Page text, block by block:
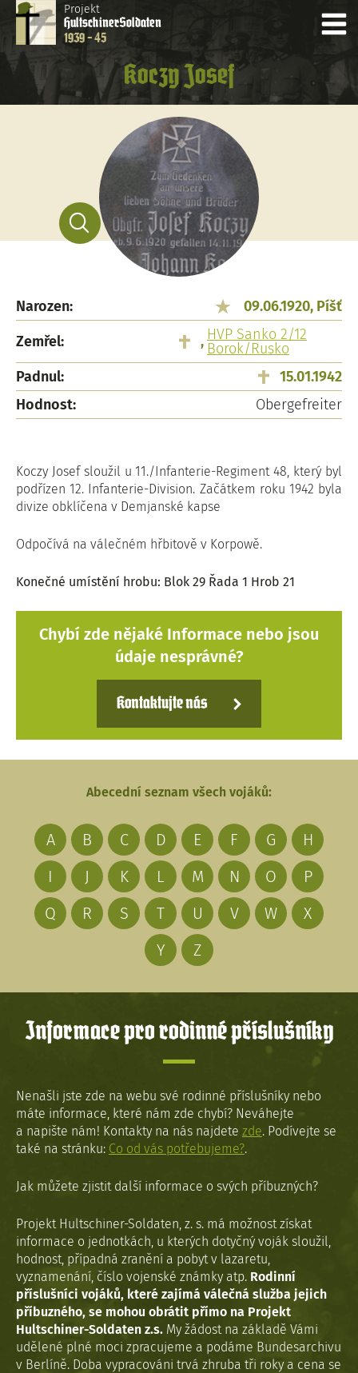
Projekt
HultschinerSoldaten
1939 - 45
Koczy Josef
Narozen:
09.06.1920, Píšť
Zemřel:
, HVP Sanko 2/12
Borok/Rusko
Padnul:
15.01.1942
Hodnost:
Obergefreiter
Koczy Josef sloužil u 11./Infanterie-Regiment 48, který byl
podřízen 12. Infanterie-Division. Začátkem roku 1942 byla
divize obklíčena v Demjanské kapse
Odpočívá na válečném hřbitově v Korpowě.
Konečné umístění hrobu: Blok 29 Řada 1 Hrob 21
Chybí zde nějaké Informace nebo jsou
údaje nesprávné?
Kontaktujte nás
Abecední seznam všech vojáků:
A B C D E F G
H
I
J K L M N O
P
Q
R S T U V W
X
Y
Z
Informace pro rodinné příslušníky
Nenašli jste zde na webu své rodinné příslušníky nebo
máte informace, které nám zde chybí? Neváhejte
a napište nám! Kontakty na nás najdete zde. Podívejte se
také na stránku: Co od vás potřebujeme?.
Jak můžete zjistit další informace o svých příbuzných?
Projekt Hultschiner-Soldaten, z. s. má možnost získat
informace o jednotkách, u kterých dotyčný voják sloužil,
hodnost, případná zranění a pobyt v lazaretu,
vyznamenání, číslo vojenské známky atp. Rodinní
příslušníci vojáků, které zajímá válečná služba jejich
příbuzného, se mohou obrátit přímo na Projekt
Hultschiner-Soldaten z.s. My žádost na základě Vámi
udělené plné moci zpracujeme a podáme Bundesarchivu
v Berlíně. Doba vypracováni trvá zhruba tři roky a cena se